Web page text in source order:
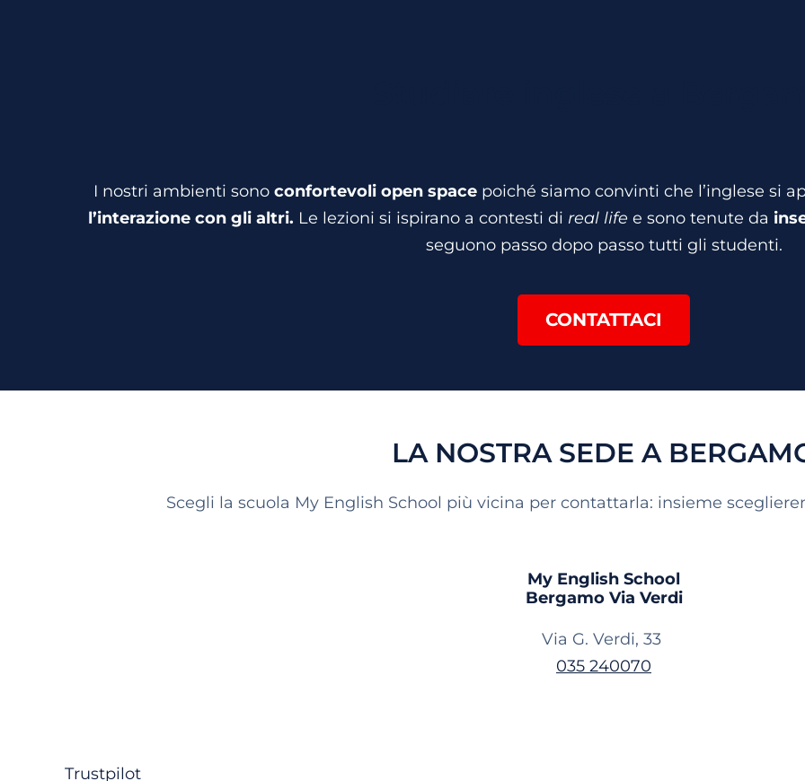
I nostri ambienti sono confortevoli open spacepoiché siamo convinti che l’inglese si
l’interazione con gli altri. Le lezioni si ispirano a contesti di real life e sono tenute da
seguono passo dopo passo tutti gli studenti.
CONTATTACI
LA NOSTRA SEDE A
Scegli la scuola My English School più vicina per contattarla: insieme
My English School
Bergamo Via Verdi
Via G. Verdi, 33
035 240070
Trustpilot